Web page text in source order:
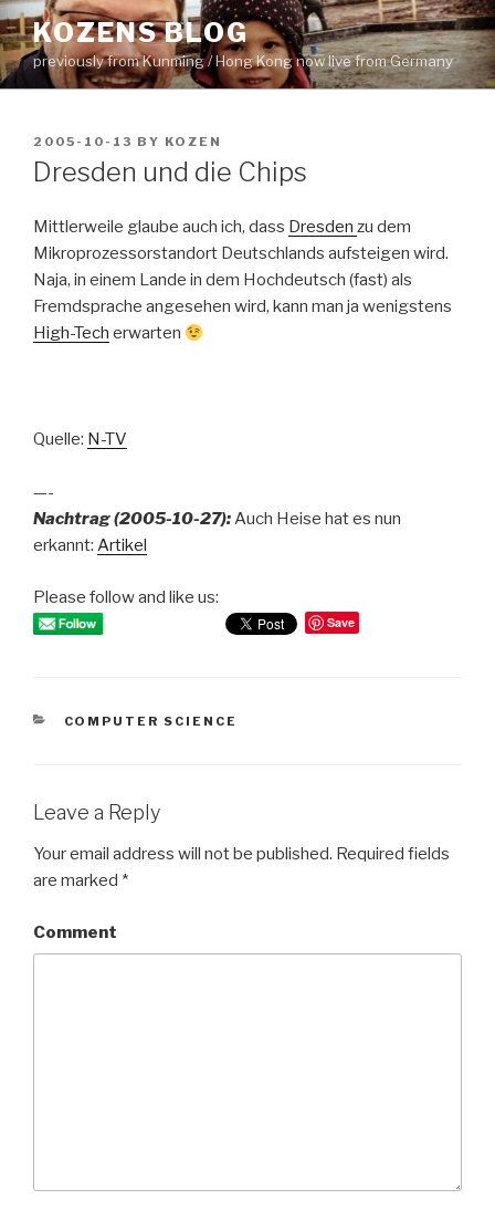
Skip
to
content
KOZENS BLOG
previously from Kunming / Hong Kong now live from Germany
POSTED
ON
2005-10-13 BY KOZEN
Dresden und die Chips
Mittlerweile glaube auch ich, dass Dresden zu dem
Mikroprozessorstandort Deutschlands aufsteigen wird.
Naja, in einem Lande in dem Hochdeutsch (fast) als
Fremdsprache angesehen wird, kann man ja wenigstens
High-Tech erwarten
Quelle: N-TV
—-
Nachtrag (2005-10-27):Auch Heise hat es nun
erkannt: Artikel
Please follow and like us:
Save
CATEGORIES
COMPUTER SCIENCE
Leave a Reply
Your email address will not be published. Required fields
are marked *
Comment